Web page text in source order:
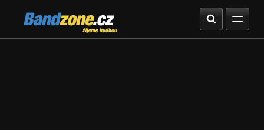
Bandzone.cz
žijeme hudbou